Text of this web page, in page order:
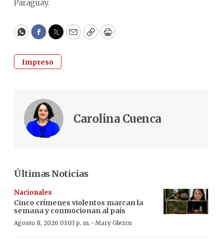
Paraguay.
WhatsApp
Facebook
Twitter
EmailCopyPrint
Impreso
Carolina Cuenca
Últimas Noticias
Nacionales
Cinco crímenes violentos marcan la
semana y conmocionan al país
Agosto 8, 2026 03:03 p. m. · Mary Glezcu